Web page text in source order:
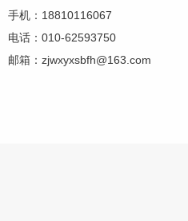
手机：18810116067
电话：010-62593750
邮箱：zjwxyxsbfh@163.com